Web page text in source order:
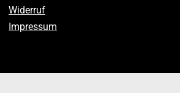
Widerruf
Impressum